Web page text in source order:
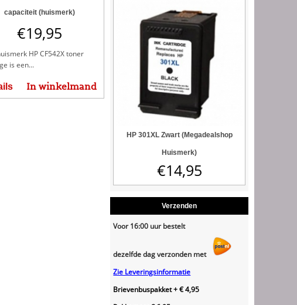
capaciteit (huismerk)
€19,95
HP CF542X toner
is een...
In winkelmand
HP 301XL Zwart (Megadealshop
Huismerk)
€14,95
Verzenden
Voor 16:00 uur bestelt
dezelfde dag verzonden met
Zie Leveringsinformatie
Brievenbuspakket + € 4,95